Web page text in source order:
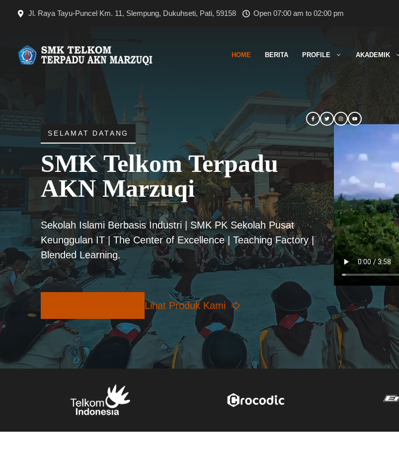
Jl. Raya Tayu-Puncel Km. 11, Slempung, Dukuhseti, Pati, 59158 Open 07:00 am to 02:00 pm
HOME BERITA PROFILE AKADEMIK
SELAMAT DATANG
SMK Telkom Terpadu
AKN Marzuqi
Sekolah Islami Berbasis Industri | SMK PK Sekolah Pusat
Keunggulan IT | The Center of Excellence | Teaching Factory |
Blended Learning.
Lihat Produk Kami